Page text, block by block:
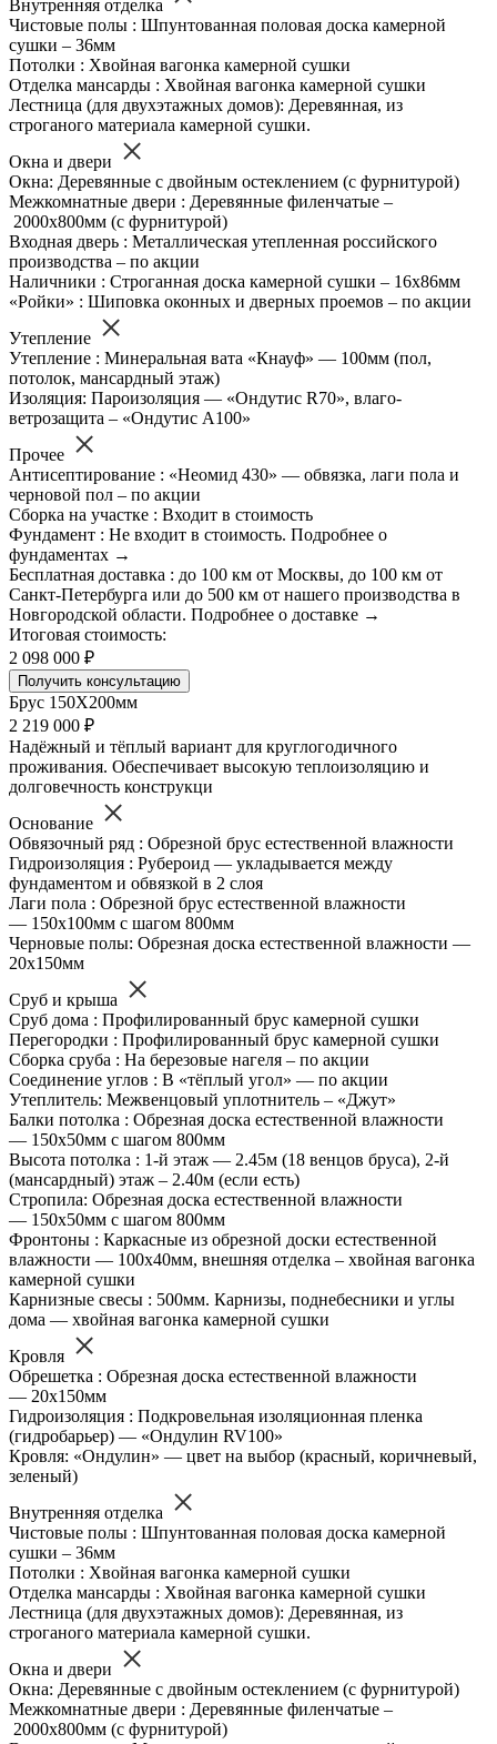
Внутренняя отделка
Чистовые полы : Шпунтованная половая доска камерной
сушки – 36мм
Потолки : Хвойная вагонка камерной сушки
Отделка мансарды : Хвойная вагонка камерной сушки
Лестница (для двухэтажных домов): Деревянная, из
строганого материала камерной сушки.
Окна и двери
Окна: Деревянные с двойным остеклением (с фурнитурой)
Межкомнатные двери : Деревянные филенчатые –
2000х800мм (с фурнитурой)
Входная дверь : Металлическая утепленная российского
производства – по акции
Наличники : Строганная доска камерной сушки – 16х86мм
«Ройки» : Шиповка оконных и дверных проемов – по акции
Утепление
Утепление : Минеральная вата «Кнауф» — 100мм (пол,
потолок, мансардный этаж)
Изоляция: Пароизоляция — «Ондутис R70», влаго-
ветрозащита – «Ондутис А100»
Прочее
Антисептирование : «Неомид 430» — обвязка, лаги пола и
черновой пол – по акции
Сборка на участке : Входит в стоимость
Фундамент : Не входит в стоимость. Подробнее о
фундаментах →
Бесплатная доставка : до 100 км от Москвы, до 100 км от
Санкт-Петербурга или до 500 км от нашего производства в
Новгородской области. Подробнее о доставке →
Итоговая стоимость:
2 098 000 ₽
Получить консультацию
Брус 150Х200мм
2 219 000 ₽
Надёжный и тёплый вариант для круглогодичного
проживания. Обеспечивает высокую теплоизоляцию и
долговечность конструкци
Основание
Обвязочный ряд : Обрезной брус естественной влажности
Гидроизоляция : Рубероид — укладывается между
фундаментом и обвязкой в 2 слоя
Лаги пола : Обрезной брус естественной влажности
— 150х100мм с шагом 800мм
Черновые полы: Обрезная доска естественной влажности —
20х150мм
Сруб и крыша
Сруб дома : Профилированный брус камерной сушки
Перегородки : Профилированный брус камерной сушки
Сборка сруба : На березовые нагеля – по акции
Соединение углов : В «тёплый угол» — по акции
Утеплитель: Межвенцовый уплотнитель – «Джут»
Балки потолка : Обрезная доска естественной влажности
— 150х50мм с шагом 800мм
Высота потолка : 1-й этаж — 2.45м (18 венцов бруса), 2-й
(мансардный) этаж – 2.40м (если есть)
Стропила: Обрезная доска естественной влажности
— 150х50мм с шагом 800мм
Фронтоны : Каркасные из обрезной доски естественной
влажности — 100х40мм, внешняя отделка – хвойная вагонка
камерной сушки
Карнизные свесы : 500мм. Карнизы, поднебесники и углы
дома — хвойная вагонка камерной сушки
Кровля
Обрешетка : Обрезная доска естественной влажности
— 20х150мм
Гидроизоляция : Подкровельная изоляционная пленка
(гидробарьер) — «Ондулин RV100»
Кровля: «Ондулин» — цвет на выбор (красный, коричневый,
зеленый)
Внутренняя отделка
Чистовые полы : Шпунтованная половая доска камерной
сушки – 36мм
Потолки : Хвойная вагонка камерной сушки
Отделка мансарды : Хвойная вагонка камерной сушки
Лестница (для двухэтажных домов): Деревянная, из
строганого материала камерной сушки.
Окна и двери
Окна: Деревянные с двойным остеклением (с фурнитурой)
Межкомнатные двери : Деревянные филенчатые –
2000х800мм (с фурнитурой)